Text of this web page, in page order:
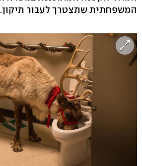
המשפחתית שתצטרך לעבור תיקון.